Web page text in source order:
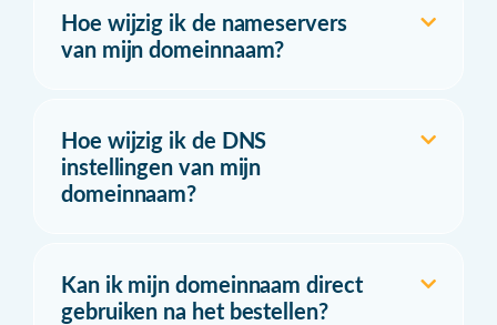
Hoe wijzig ik de nameservers
van mijn domeinnaam?
Hoe wijzig ik de DNS
instellingen van mijn
domeinnaam?
Kan ik mijn domeinnaam direct
gebruiken na het bestellen?